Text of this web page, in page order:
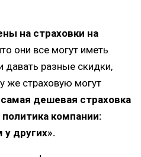
на страховки на
они все могут иметь
давать разные скидки,
же страховую могут
самая дешевая страховка
компании:
других».